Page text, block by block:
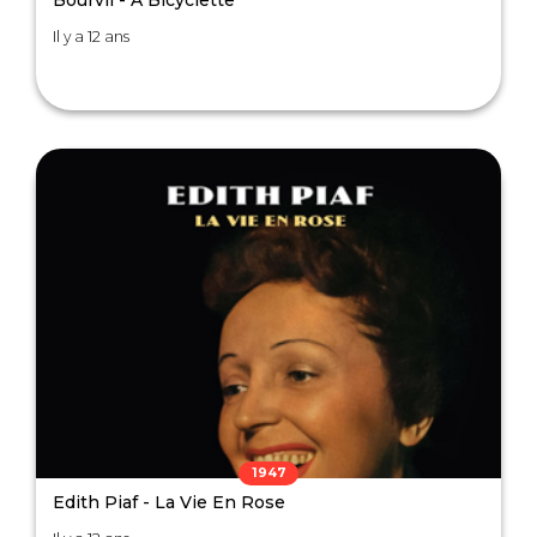
Il y a 12 ans
1947
Edith Piaf - La Vie En Rose